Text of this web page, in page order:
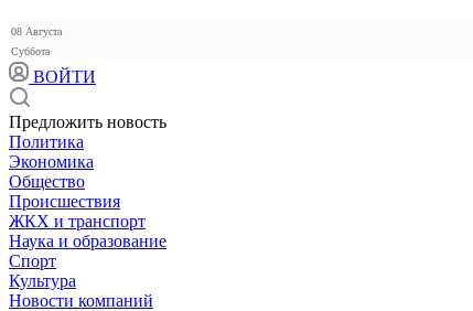
08 Августа
Суббота
ВОЙТИ
Предложить новость
Политика
Экономика
Общество
Происшествия
ЖКХ и транспорт
Наука и образование
Спорт
Культура
Новости компаний